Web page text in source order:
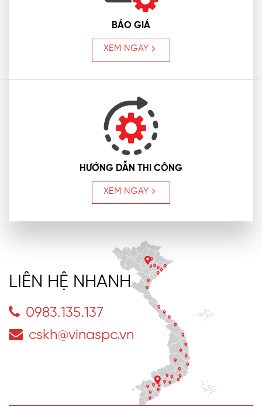
BÁO GIÁ
XEM NGAY
HƯỚNG DẪN THI CÔNG
XEM NGAY
LIÊN HỆ NHANH
0983.135.137
cskh@vinaspc.vn